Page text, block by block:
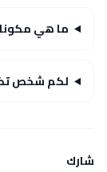
ما هي
لكم شخص
شارك